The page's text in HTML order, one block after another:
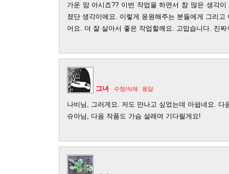
가운 맘 아시죠?? 이번 작업을 하면서 참 많은 생각
졌단 생각이에요. 이렇게 응원해주는 분들에게 그리
어요. 더 잘 살아서 좋은 작업할께요. 고맙습니다. 진짜
그녀 수정/삭제 응답
나비님, 그러게요. 저도 만나고 싶었는데 아쉽네요. 다
슈아님, 다음 작품도 가슴 설레며 기다릴게요!